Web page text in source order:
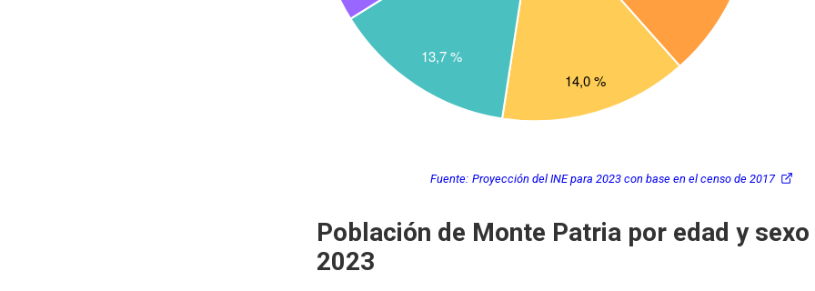
Fuente: Proyección del INE para 2023 con base en el censo de 2017
Población de Monte Patria por edad y sexo
2023